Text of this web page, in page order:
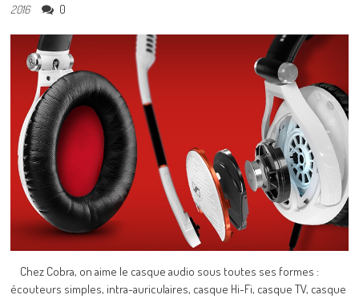
2016 0
Chez Cobra, on aime le casque audio sous toutes ses formes :
écouteurs simples, intra-auriculaires, casque Hi-Fi, casque TV, casque